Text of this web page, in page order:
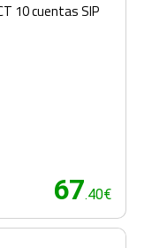
10 cuentas SIP
67.40€